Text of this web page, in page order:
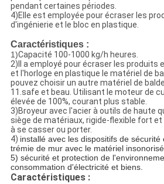
pendant certaines périodes.
4)Elle est employée pour écraser les
d'ingénierie et le bloc en plastique.
Caractéristiques :
1)Capacité 100-1000 kg/h heures.
2)Il a employé pour écraser les produits
et l'horloge en plastique le matériel de
pouvez choisir un autre matériel de
11.safe et beau. Utilisant le moteur de
élevée de 100%, courant plus stable.
3)Broyeur avec l'acier à outils de haute
siège de matériaux, rigide-flexible fort
à se casser ou porter.
4) installé avec les dispositifs de
trémie de mur avec le matériel
5) sécurité et protection de
consommation d'électricité et biens.
Caractéristiques :